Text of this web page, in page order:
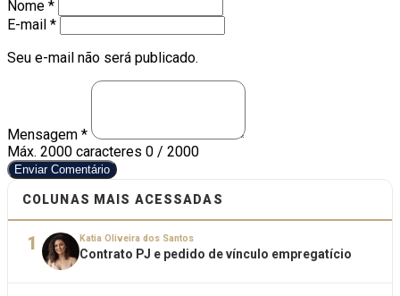
Nome *
E-mail *
Seu e-mail não será publicado.
Mensagem *
Máx. 2000 caracteres 0 / 2000
Enviar Comentário
COLUNAS MAIS ACESSADAS
1 Katia Oliveira dos Santos
Contrato PJ e pedido de vínculo empregatício